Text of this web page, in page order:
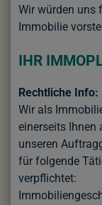
Wir würden uns
Immobilie
IHR
Rechtliche Info:
Wir als
einerseits Ihnen
unseren
für folgende
verpflichtet: